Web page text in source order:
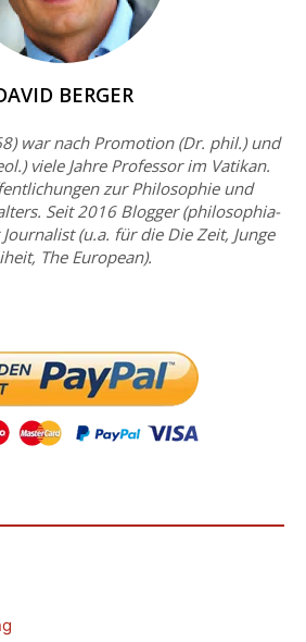
BERGER
war nach Promotion (Dr. phil.) und
viele Jahre Professor im Vatikan.
zur Philosophie und
Seit 2016 Blogger (philosophia-
(u.a. für die Die Zeit, Junge
The European).